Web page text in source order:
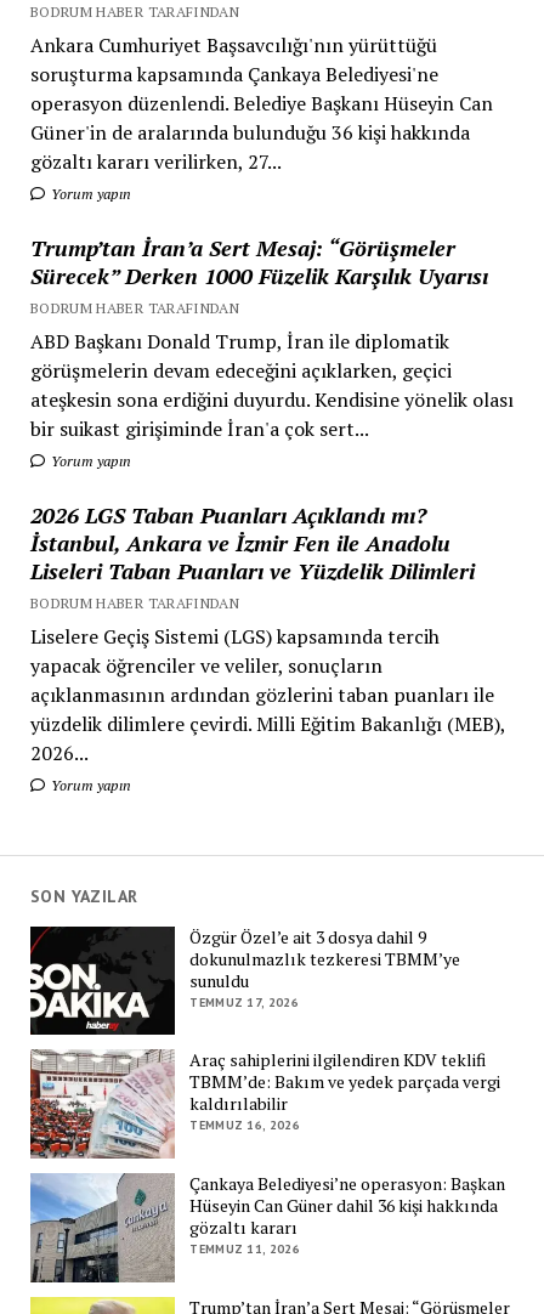
BODRUM HABER TARAFINDAN
Ankara Cumhuriyet Başsavcılığı'nın yürüttüğü
soruşturma kapsamında Çankaya Belediyesi'ne
operasyon düzenlendi. Belediye Başkanı Hüseyin Can
Güner'in de aralarında bulunduğu 36 kişi hakkında
gözaltı kararı verilirken, 27...
Yorum yapın
Trump’tan İran’a Sert Mesaj: “Görüşmeler
Sürecek” Derken 1000 Füzelik Karşılık Uyarısı
BODRUM HABER TARAFINDAN
ABD Başkanı Donald Trump, İran ile diplomatik
görüşmelerin devam edeceğini açıklarken, geçici
ateşkesin sona erdiğini duyurdu. Kendisine yönelik olası
bir suikast girişiminde İran'a çok sert...
Yorum yapın
2026 LGS Taban Puanları Açıklandı mı?
İstanbul, Ankara ve İzmir Fen ile Anadolu
Liseleri Taban Puanları ve Yüzdelik Dilimleri
BODRUM HABER TARAFINDAN
Liselere Geçiş Sistemi (LGS) kapsamında tercih
yapacak öğrenciler ve veliler, sonuçların
açıklanmasının ardından gözlerini taban puanları ile
yüzdelik dilimlere çevirdi. Milli Eğitim Bakanlığı (MEB),
2026...
Yorum yapın
SON YAZILAR
Özgür Özel’e ait 3 dosya dahil 9
dokunulmazlık tezkeresi TBMM’ye
sunuldu
TEMMUZ 17, 2026
Araç sahiplerini ilgilendiren KDV teklifi
TBMM’de: Bakım ve yedek parçada vergi
kaldırılabilir
TEMMUZ 16, 2026
Çankaya Belediyesi’ne operasyon: Başkan
Hüseyin Can Güner dahil 36 kişi hakkında
gözaltı kararı
TEMMUZ 11, 2026
Trump’tan İran’a Sert Mesaj: “Görüşmeler